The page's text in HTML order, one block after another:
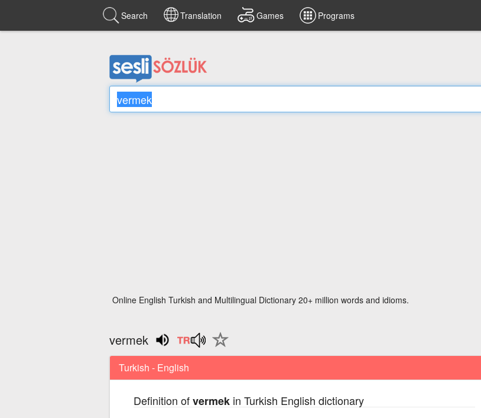
Search Translation Games Programs
Online English Turkish and Multilingual Dictionary 20+ million words and idioms.
vermek
Turkish - English
Definition ofvermekin Turkish English dictionary